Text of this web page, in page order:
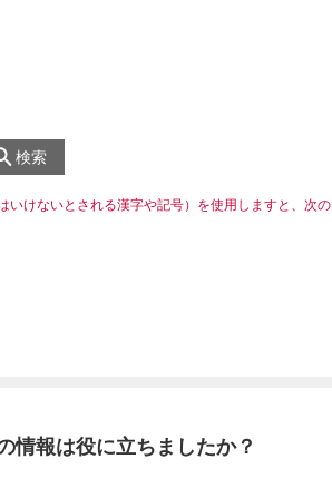
検索
いけないとされる漢字や記号）を使用しますと、次の
情報は役に立ちましたか？